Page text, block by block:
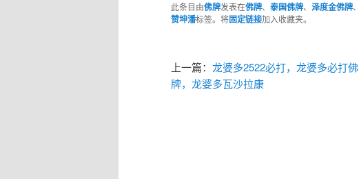
此条目由佛牌发表在佛牌、 泰国佛牌、 泽度金佛牌、
赞坤潘标签。将固定链接加入收藏夹。
上一篇： 龙婆多2522必打，龙婆多必打佛
牌，龙婆多瓦沙拉康